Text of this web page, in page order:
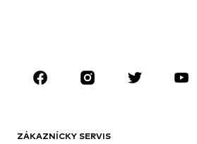
OBLEČENIE
Bundy
ZÁKAZNÍCKY SERVIS